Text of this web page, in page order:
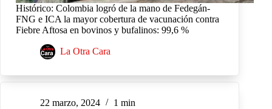
Histórico: Colombia logró de la mano de Fedegán-
FNG e ICA la mayor cobertura de vacunación contra
Fiebre Aftosa en bovinos y bufalinos: 99,6 %
La Otra Cara
22 marzo, 2024 1 min